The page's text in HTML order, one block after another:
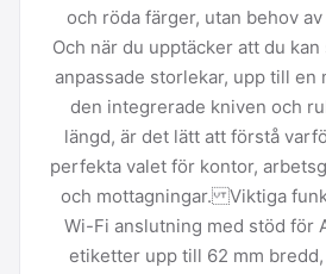
och röda färger, utan behov
Och när du upptäcker att du
anpassade storlekar, upp till en
den integrerade kniven och
längd, är det lätt att förstå
perfekta valet för kontor,
och mottagningar. Viktiga
Wi-Fi anslutning med stöd
etiketter upp till 62 mm